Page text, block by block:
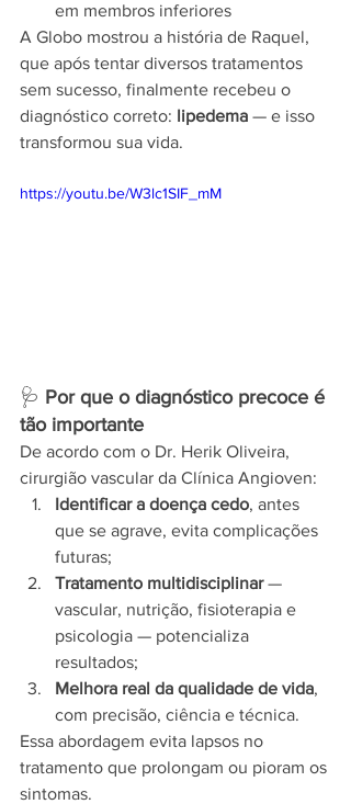
em membros inferiores
A Globo mostrou a história de Raquel,
que após tentar diversos tratamentos
sem sucesso, finalmente recebeu o
diagnóstico correto: lipedema — e isso
transformou sua vida.
https://youtu.be/W3lc1SIF_mM
🩺 Por que o diagnóstico precoce é
tão importante
De acordo com o Dr. Herik Oliveira,
cirurgião vascular da Clínica Angioven:
Identificar a doença cedo, antes
que se agrave, evita complicações
futuras;
Tratamento multidisciplinar —
vascular, nutrição, fisioterapia e
psicologia — potencializa
resultados;
Melhora real da qualidade de vida,
com precisão, ciência e técnica.
Essa abordagem evita lapsos no
tratamento que prolongam ou pioram os
sintomas.